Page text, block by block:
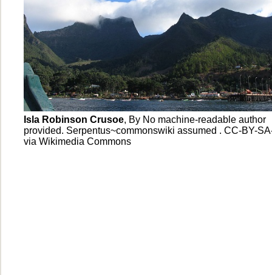
Isla Robinson Crusoe, By No machine-readable author
provided. Serpentus~commonswiki assumed . CC-BY-
via Wikimedia Commons